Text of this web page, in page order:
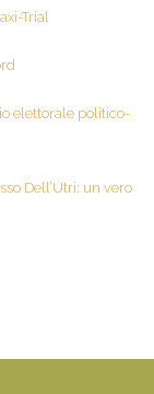
Trial
elettorale politico-
Dell’Utri: un vero